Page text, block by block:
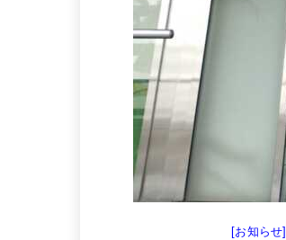
[お知らせ]